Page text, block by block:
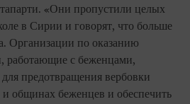
«Они пропустили целых
в Сирии и говорят, что больше
Организации по оказанию
работающие с беженцами,
предотвращения вербовки
и общинах беженцев и обеспечить